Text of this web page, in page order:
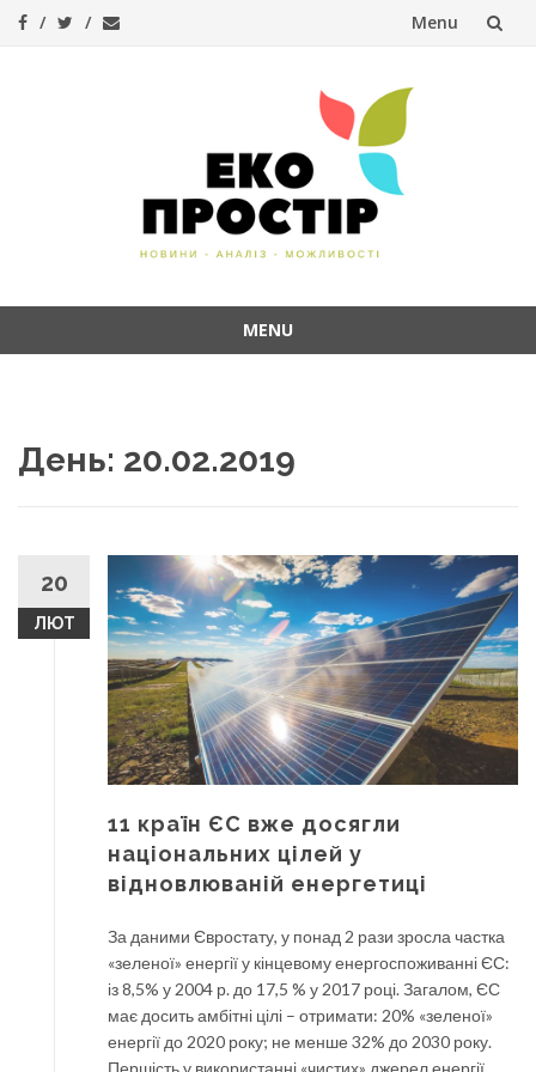
Menu
MENU
День: 20.02.2019
20
ЛЮТ
11 країн ЄС вже досягли
національних цілей у
відновлюваній енергетиці
За даними Євростату, у понад 2 рази зросла частка
«зеленої» енергії у кінцевому енергоспоживанні ЄС:
із 8,5% у 2004 р. до 17,5 % у 2017 році. Загалом, ЄС
має досить амбітні цілі – отримати: 20% «зеленої»
енергії до 2020 року; не менше 32% до 2030 року.
Першість у використанні «чистих» джерел енергії